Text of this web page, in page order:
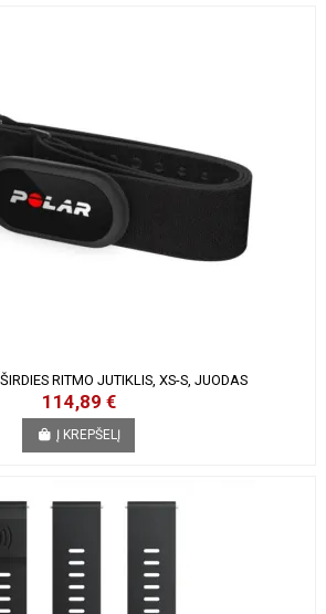
RITMO JUTIKLIS, XS-S, JUODAS
114,89 €
Į KREPŠELĮ